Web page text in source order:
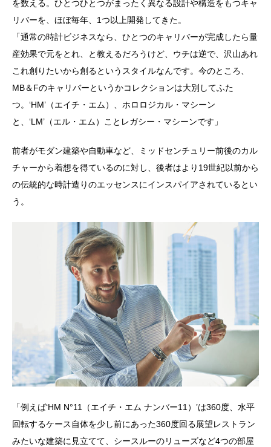
を数える。ひとつひとつがまったく異なる設計や構造をもつキャ
リバーを、ほぼ毎年、1つ以上開発してきた。
「通常の時計ビジネスなら、ひとつのキャリバーが完成したら量
産効果で元をとれ、と教えるだろうけど、ウチは逆で、沢山あれ
これ創りたいから創るというスタイルなんです。今のところ、
MB＆Fのキャリバーというかコレクションは大別してふた
つ。‘HM’（エイチ・エム）、ホロロジカル・マシーン
と、‘LM’（エル・エム）ことレガシー・マシーンです」
前者がモダン建築や自動車など、ミッドセンチュリー前後のカル
チャーから着想を得ているのに対し、後者はより19世紀以前から
の伝統的な時計造りのエッセンスにインスパイアされているとい
う。
「例えば‘HM N°11（エイチ・エム ナンバー11）’は360度、水平
回転するケース自体を少し前にあった360度回る展望レストラン
みたいな建築に見立てて、シースルーのリューズなど4つの部屋